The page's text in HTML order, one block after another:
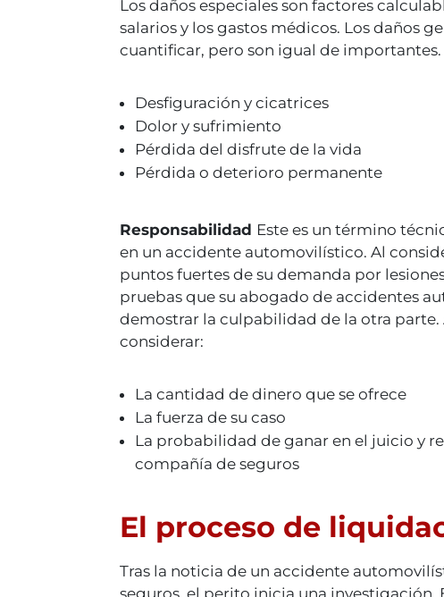
Los daños especiales son factores
salarios y los gastos médicos. Los daños
cuantificar, pero son igual de importantes.
Desfiguración y cicatrices
Dolor y sufrimiento
Pérdida del disfrute de la vida
Pérdida o deterioro permanente
Responsabilidad Este es un término
en un accidente automovilístico. Al
puntos fuertes de su demanda por
pruebas que su abogado de accidentes
demostrar la culpabilidad de la otra
considerar:
La cantidad de dinero que se ofrece
La fuerza de su caso
La probabilidad de ganar en el juicio y
compañía de seguros
El proceso de
Tras la noticia de un accidente
seguros, el perito inicia una investigación.